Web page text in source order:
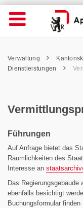
Wichtige
Seiten
Home
Inhalt
Kontakt
Inhalt
Pfadnavigation
Verwaltung
Dienstleistungen
Führungen
Auf Anfrage bietet das
Räumlichkeiten des
Interesse an
Das
ebenfalls besichtigt
Buchungsformular finden